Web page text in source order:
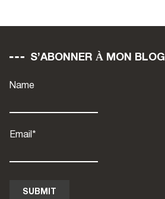
S’ABONNER À MON BLOG
Name
Email*